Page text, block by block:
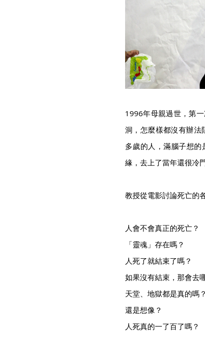
1996年母親過世，第
洞，怎麼樣都沒有辦法
多歲的人，滿腦子想
緣，去上了當年還很冷
教授從電影討論死亡的
人會不會真正的死亡？
「靈魂」存在嗎？
人死了就結束了嗎？
如果沒有結束，那會去
天堂、地獄都是真的嗎？
還是想像？
人死真的一了百了嗎？